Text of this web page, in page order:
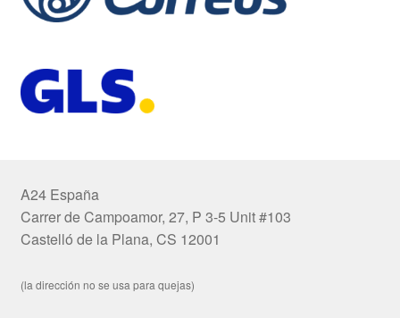
A24 España
Carrer de Campoamor, 27, P 3-5 Unit #103
Castelló de la Plana, CS 12001
(la dirección no se usa para quejas)